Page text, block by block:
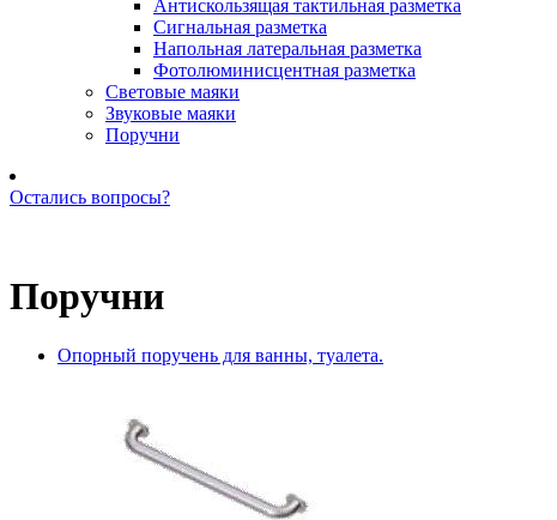
Антискользящая тактильная разметка
Сигнальная разметка
Напольная латеральная разметка
Фотолюминисцентная разметка
Световые маяки
Звуковые маяки
Поручни
Остались вопросы?
Поручни
Опорный поручень для ванны, туалета.